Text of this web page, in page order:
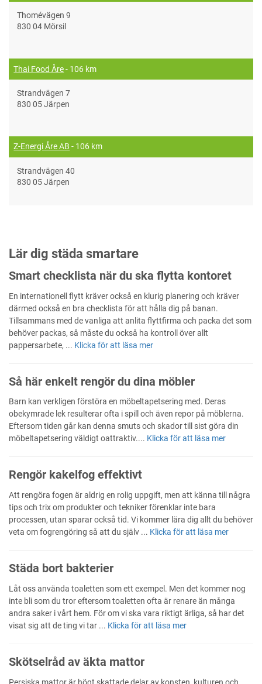
Thomévägen 9
830 04 Mörsil
Thai Food Åre- 106 km
Strandvägen 7
830 05 Järpen
Z-Energi Åre AB - 106 km
Strandvägen 40
830 05 Järpen
Lär dig städa smartare
Smart checklista när du ska flytta kontoret
En internationell flytt kräver också en klurig planering och kräver
därmed också en bra checklista för att hålla dig på banan.
Tillsammans med de vanliga att anlita flyttfirma och packa det som
behöver packas, så måste du också ha kontroll över allt
pappersarbete, ... Klicka för att läsa mer
Så här enkelt rengör du dina möbler
Barn kan verkligen förstöra en möbeltapetsering med. Deras
obekymrade lek resulterar ofta i spill och även repor på möblerna.
Eftersom tiden går kan denna smuts och skador till sist göra din
möbeltapetsering väldigt oattraktiv.... Klicka för att läsa mer
Rengör kakelfog effektivt
Att rengöra fogen är aldrig en rolig uppgift, men att känna till några
tips och trix om produkter och tekniker förenklar inte bara
processen, utan sparar också tid. Vi kommer lära dig allt du behöver
veta om fogrengöring så att du själv ... Klicka för att läsa mer
Städa bort bakterier
Låt oss använda toaletten som ett exempel. Men det kommer nog
inte bli som du tror eftersom toaletten ofta är renare än många
andra saker i vårt hem. För om vi ska vara riktigt ärliga, så har det
visat sig att de ting vi tar ... Klicka för att läsa mer
Skötselråd av äkta mattor
Persiska mattor är högt skattade delar av konsten, kulturen och